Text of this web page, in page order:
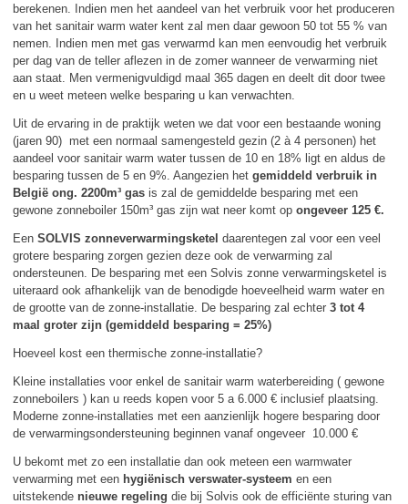
berekenen. Indien men het aandeel van het verbruik voor het produceren
van het sanitair warm water kent zal men daar gewoon 50 tot 55 % van
nemen. Indien men met gas verwarmd kan men eenvoudig het verbruik
per dag van de teller aflezen in de zomer wanneer de verwarming niet
aan staat. Men vermenigvuldigd maal 365 dagen en deelt dit door twee
en u weet meteen welke besparing u kan verwachten.
Uit de ervaring in de praktijk weten we dat voor een bestaande woning
(jaren 90) met een normaal samengesteld gezin (2 à 4 personen) het
aandeel voor sanitair warm water tussen de 10 en 18% ligt en aldus de
besparing tussen de 5 en 9%. Aangezien hetgemiddeld verbruik in
België ong. 2200m³ gas is zal de gemiddelde besparing met een
gewone zonneboiler 150m³ gas zijn wat neer komt opongeveer 125 €.
EenSOLVIS zonneverwarmingsketel daarentegen zal voor een veel
grotere besparing zorgen gezien deze ook de verwarming zal
ondersteunen. De besparing met een Solvis zonne verwarmingsketel is
uiteraard ook afhankelijk van de benodigde hoeveelheid warm water en
de grootte van de zonne-installatie. De besparing zal echter3 tot 4
maal groter zijn (gemiddeld besparing = 25%)
Hoeveel kost een thermische zonne-installatie?
Kleine installaties voor enkel de sanitair warm waterbereiding ( gewone
zonneboilers ) kan u reeds kopen voor 5 a 6.000 € inclusief plaatsing.
Moderne zonne-installaties met een aanzienlijk hogere besparing door
de verwarmingsondersteuning beginnen vanaf ongeveer 10.000 €
U bekomt met zo een installatie dan ook meteen een warmwater
verwarming met een hygiënisch verswater-systeem en een
uitstekende nieuwe regeling die bij Solvis ook de efficiënte sturing van